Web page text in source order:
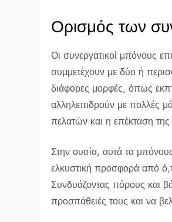
Ορισμός των
Οι συνεργατικοί μπόνους
συμμετέχουν με δύο ή
διάφορες μορφές, όπως
αλληλεπιδρούν με πολλές
πελατών και η επέκταση της
Στην ουσία, αυτά τα
ελκυστική προσφορά από
Συνδυάζοντας πόρους και
προσπάθειές τους και να